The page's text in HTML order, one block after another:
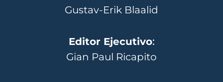
Gustav-Erik Blaalid
Editor Ejecutivo:
Gian Paul Ricapito